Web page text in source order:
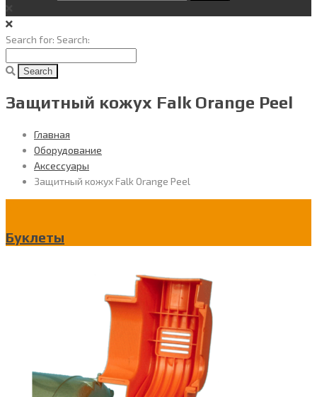
Search for: Search:
Защитный кожух Falk Orange Peel
Главная
Оборудование
Аксессуары
Защитный кожух Falk Orange Peel
Буклеты